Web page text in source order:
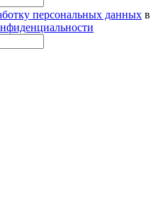
персональных данных в